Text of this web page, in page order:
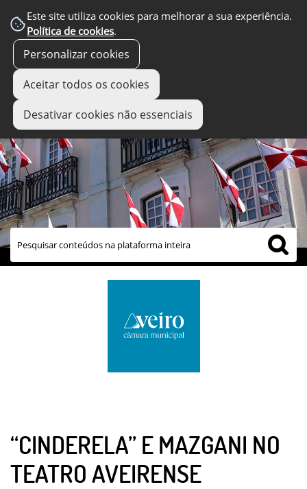
Este site utiliza cookies para melhorar a sua experiência.
Política de cookies.
Personalizar cookies
Aceitar todos os cookies
Desativar cookies não essenciais
links úteis
“CINDERELA” E MAZGANI NO
TEATRO AVEIRENSE